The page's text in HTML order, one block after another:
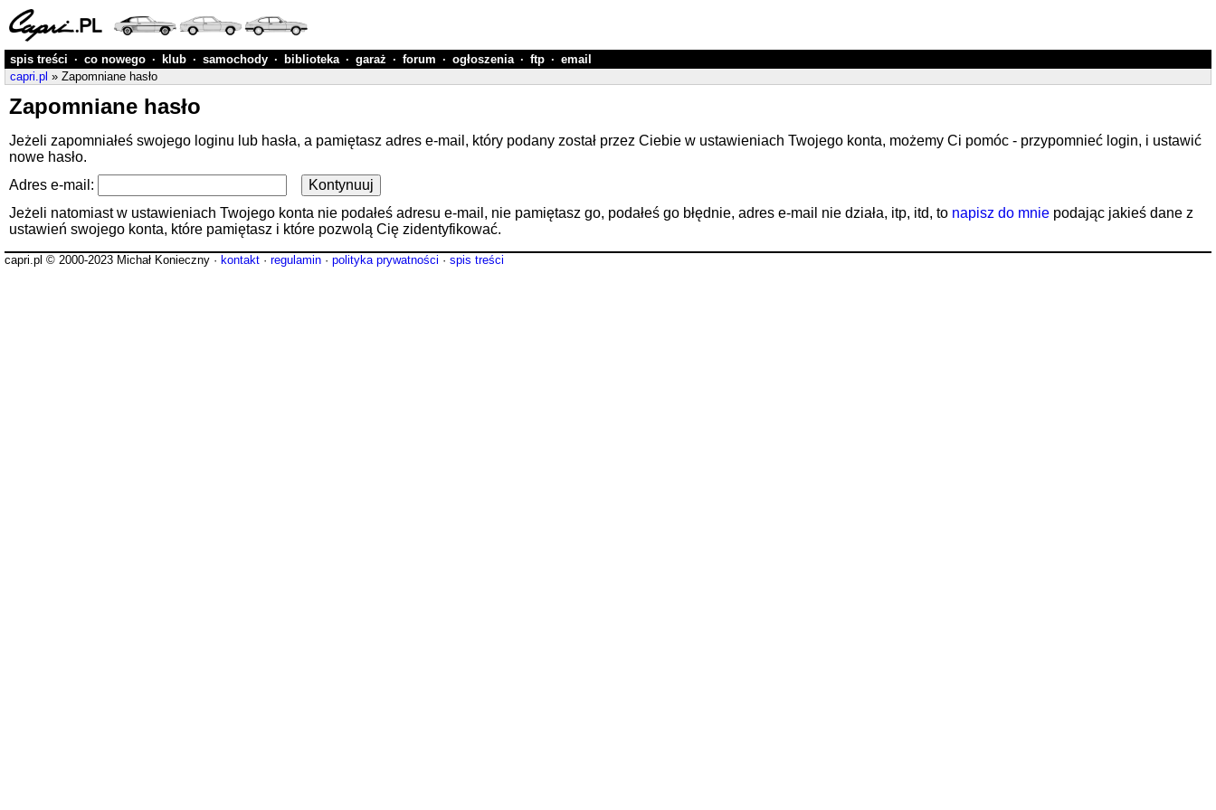
spis treści · co nowego · klub · samochody · biblioteka · garaż · forum · ogłoszenia · ftp · email
capri.pl » Zapomniane hasło
Zapomniane hasło
Jeżeli zapomniałeś swojego loginu lub hasła, a pamiętasz adres e-mail, który podany został przez Ciebie w ustawieniach Twojego konta, możemy Ci pomóc - przypomnieć login, i ustawić
nowe hasło.
Adres e-mail:
Jeżeli natomiast w ustawieniach Twojego konta nie podałeś adresu e-mail, nie pamiętasz go, podałeś go błędnie, adres e-mail nie działa, itp, itd, to napisz do mnie podając jakieś dane z
ustawień swojego konta, które pamiętasz i które pozwolą Cię zidentyfikować.
capri.pl © 2000-2023 Michał Konieczny · kontakt · regulamin · polityka prywatności · spis treści